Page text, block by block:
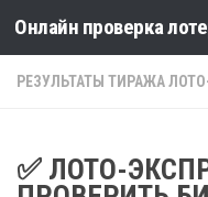
Skip to content
РЕЗУЛЬТАТЫ ТИРАЖА
✅ ЛОТО-